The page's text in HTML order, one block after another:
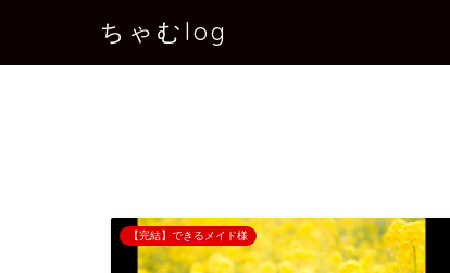
ちゃむlog
【完結】できるメイド様